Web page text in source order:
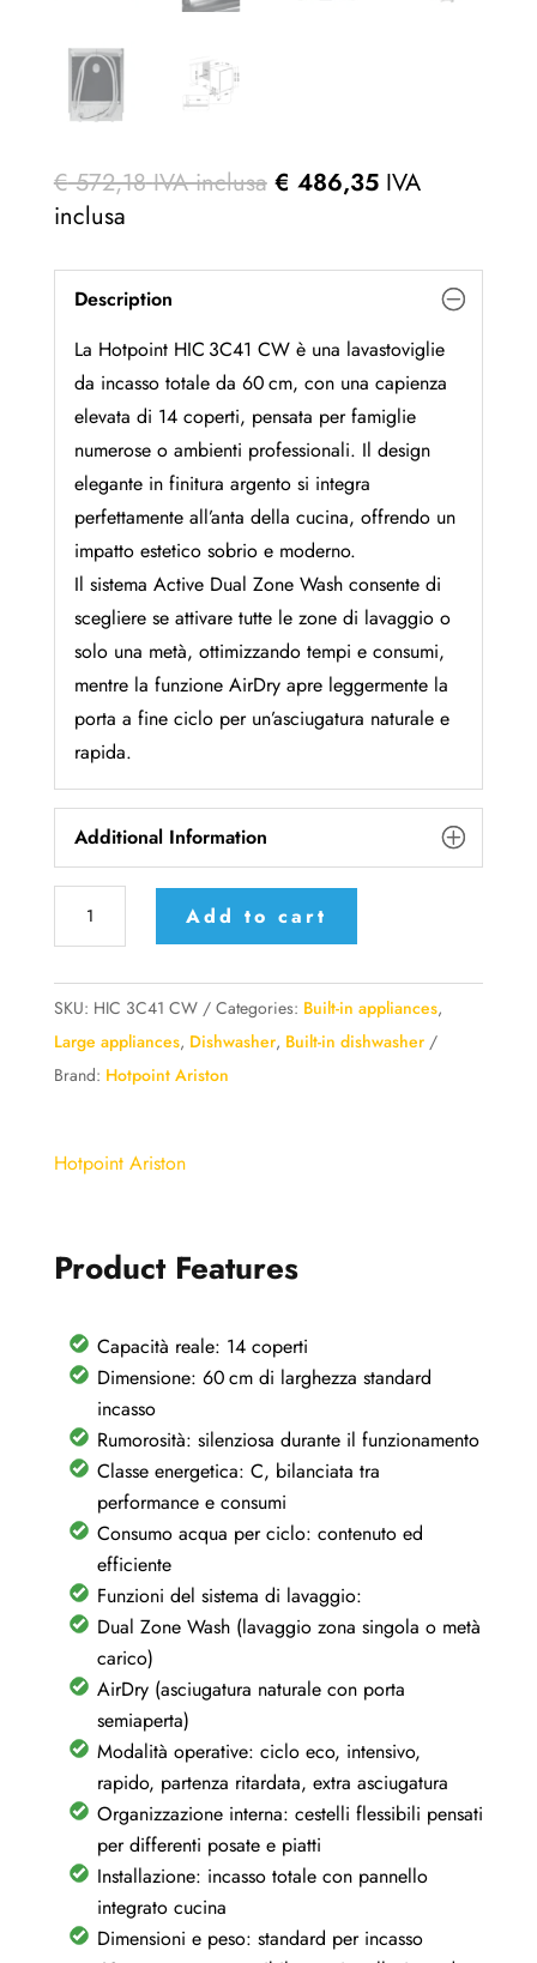
€572,18 IVA inclusa € 486,35 IVA
inclusa
Description
La Hotpoint HIC 3C41 CW è una lavastoviglie
da incasso totale da 60 cm, con una capienza
elevata di 14 coperti, pensata per famiglie
numerose o ambienti professionali. Il design
elegante in finitura argento si integra
perfettamente all’anta della cucina, offrendo un
impatto estetico sobrio e moderno.
Il sistema Active Dual Zone Wash consente di
scegliere se attivare tutte le zone di lavaggio o
solo una metà, ottimizzando tempi e consumi,
mentre la funzione AirDry apre leggermente la
porta a fine ciclo per un’asciugatura naturale e
rapida.
Additional Information
Hotpoint
Ariston
colore
HIC
quantity
Add to cart
SKU: HIC 3C41 CW Categories: Built-in appliances,
Large appliances, Dishwasher, Built-in dishwasher
Brand: Hotpoint Ariston
Hotpoint Ariston
Product Features
Capacità reale: 14 coperti
Dimensione: 60 cm di larghezza standard
incasso
Rumorosità: silenziosa durante il funzionamento
Classe energetica: C, bilanciata tra
performance e consumi
Consumo acqua per ciclo: contenuto ed
efficiente
Funzioni del sistema di lavaggio:
Dual Zone Wash (lavaggio zona singola o metà
carico)
AirDry (asciugatura naturale con porta
semiaperta)
Modalità operative: ciclo eco, intensivo,
rapido, partenza ritardata, extra asciugatura
Organizzazione interna: cestelli flessibili pensati
per differenti posate e piatti
Installazione: incasso totale con pannello
integrato cucina
Dimensioni e peso: standard per incasso